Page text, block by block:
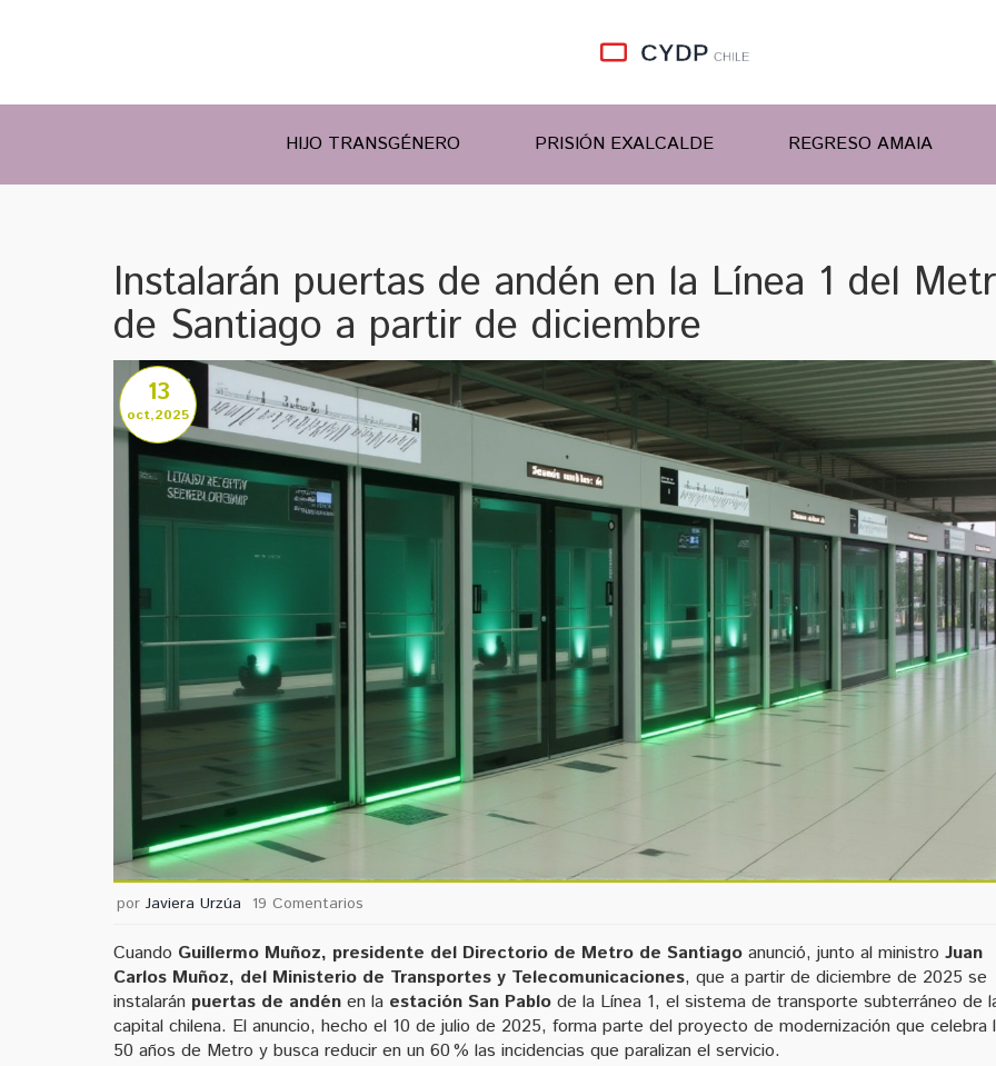
HIJO TRANSGÉNERO PRISIÓN EXALCALDE REGRESO AMAIA
Instalarán puertas de andén en la Línea 1 del
de Santiago a partir de diciembre
13
oct,2025
por Javiera Urzúa 19 Comentarios
Cuando Guillermo Muñoz, presidente del Directorio de Metro de Santiago anunció, junto al ministro Juan
Carlos Muñoz, del Ministerio de Transportes y Telecomunicaciones, que a partir de diciembre de 2025 se
instalarán puertas de andén en la estación San Pablo de la Línea 1, el sistema de transporte subterráneo de
capital chilena. El anuncio, hecho el 10 de julio de 2025, forma parte del proyecto de modernización que celebra
50 años de Metro y busca reducir en un 60 % las incidencias que paralizan el servicio.